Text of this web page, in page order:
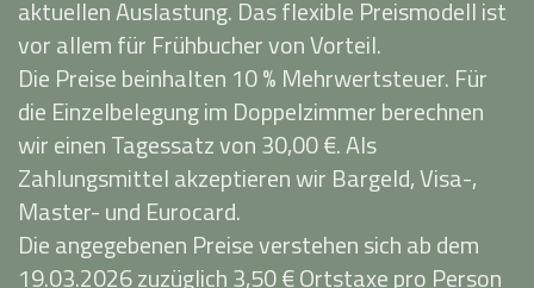
aktuellen Auslastung. Das flexible Preismodell ist
vor allem für Frühbucher von Vorteil.
Die Preise beinhalten 10 % Mehrwertsteuer. Für
die Einzelbelegung im Doppelzimmer berechnen
wir einen Tagessatz von 30,00 €. Als
Zahlungsmittel akzeptieren wir Bargeld, Visa-,
Master- und Eurocard.
Die angegebenen Preise verstehen sich ab dem
19.03.2026 zuzüglich 3,50 € Ortstaxe pro Person